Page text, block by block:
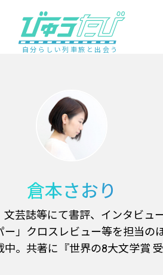
自分らしい列車旅と出会う
倉本さおり
芸誌等にて書評、インタビュ
」クロスレビュー等を担当の
中。共著に『世界の8大文学賞